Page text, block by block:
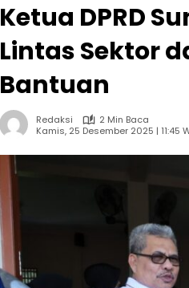
Ketua DPRD
Lintas Sektor
Bantuan
Redaksi
2 Min Baca
Kamis, 25 Desember 2025 | 11:45